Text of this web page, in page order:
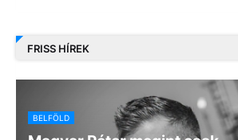
FRISS HÍREK
BELFÖLD